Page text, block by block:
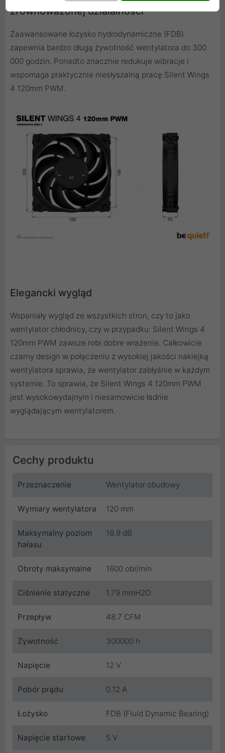
zrównoważonej działalności
Zaawansowane łożysko hydrodynamiczne (FDB)
zapewnia bardzo długą żywotność wentylatora do 300
000 godzin. Ponadto znacznie redukuje wibracje i
wspomaga praktycznie niesłyszalną pracę Silent Wings
4 120mm PWM.
Elegancki wygląd
Wspaniały wygląd ze wszystkich stron, czy to jako
wentylator chłodnicy, czy w przypadku: Silent Wings 4
120mm PWM zawsze robi dobre wrażenie. Całkowicie
czarny design w połączeniu z wysokiej jakości naklejką
wentylatora sprawia, że ​​wentylator zabłyśnie w każdym
systemie. To sprawia, że Silent Wings 4 120mm PWM
jest wysokowydajnym i niesamowicie ładnie
wyglądającym wentylatorem.
Cechy produktu
Przeznaczenie Wentylator obudowy
Wymiary wentylatora 120 mm
Maksymalny poziom
hałasu
18.9 dB
Obroty maksymalne 1600 obr/min
Ciśnienie statyczne 1.79 mmH2O
Przepływ 48.7 CFM
Żywotność 300000 h
Napięcie 12 V
Pobór prądu 0.12 A
Łożysko FDB (Fluid Dynamic Bearing)
Napięcie startowe 5 V